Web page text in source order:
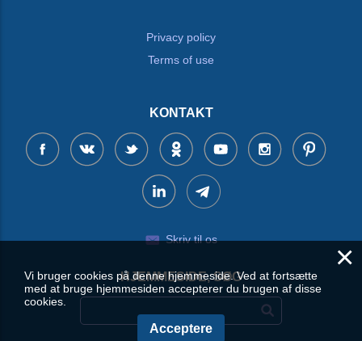
Privacy policy
Terms of use
KONTAKT
Skriv til os
HJEMMESIDE, SØG
×
Vi bruger cookies på denne hjemmeside. Ved at fortsætte
med at bruge hjemmesiden accepterer du brugen af disse
cookies.
Acceptere